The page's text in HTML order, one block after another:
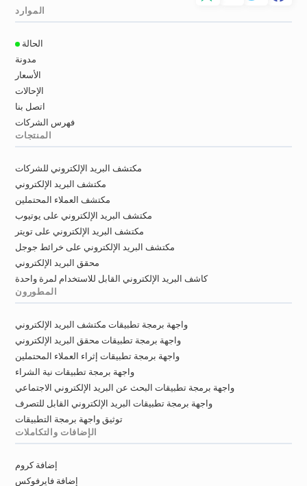
الموارد
الحالة
مدونة
الأسعار
الإحالات
اتصل بنا
فهرس الشركات
المنتجات
مكتشف البريد الإلكتروني للشركات
مكتشف البريد الإلكتروني
مكتشف العملاء المحتملين
مكتشف البريد الإلكتروني على يوتيوب
مكتشف البريد الإلكتروني على تويتر
مكتشف البريد الإلكتروني على خرائط جوجل
محقق البريد الإلكتروني
كاشف البريد الإلكتروني القابل للاستخدام لمرة واحدة
المطورون
واجهة برمجة تطبيقات مكتشف البريد الإلكتروني
واجهة برمجة تطبيقات محقق البريد الإلكتروني
واجهة برمجة تطبيقات إثراء العملاء المحتملين
واجهة برمجة تطبيقات نية الشراء
واجهة برمجة تطبيقات البحث عن البريد الإلكتروني الاجتماعي
واجهة برمجة تطبيقات البريد الإلكتروني القابل للتصرف
توثيق واجهة برمجة التطبيقات
الإضافات والتكاملات
إضافة كروم
إضافة فايرفوكس